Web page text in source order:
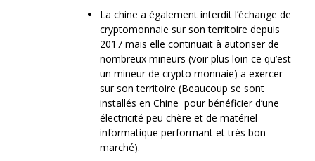
La chine a également interdit l’échange de
cryptomonnaie sur son territoire depuis
2017 mais elle continuait à autoriser de
nombreux mineurs (voir plus loin ce qu’est
un mineur de crypto monnaie) a exercer
sur son territoire (Beaucoup se sont
installés en Chine pour bénéficier d’une
électricité peu chère et de matériel
informatique performant et très bon
marché).